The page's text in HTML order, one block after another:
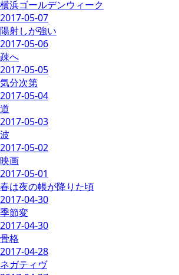
横浜ゴールデンウィーク
2017-05-07
陽射しが強い
2017-05-06
疎へ
2017-05-05
気分次第
2017-05-04
道
2017-05-03
波
2017-05-02
映画
2017-05-01
春は夜の帳が降りた頃
2017-04-30
季節変
2017-04-30
骨格
2017-04-28
ネガティヴ